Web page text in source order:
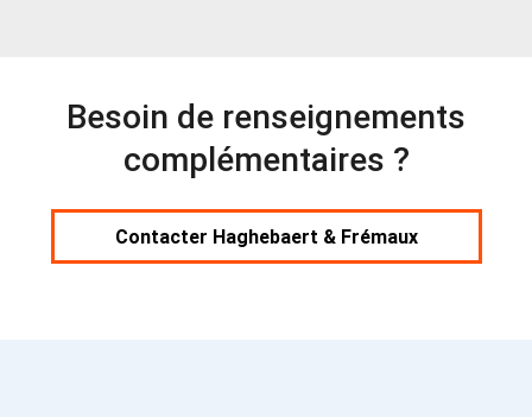
Besoin de renseignements
complémentaires ?
Contacter Haghebaert & Frémaux